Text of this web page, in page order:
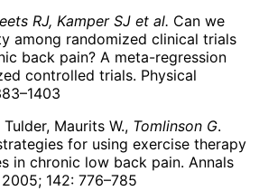
RJ, Kamper SJ et al. Can we
among randomized clinical trials
back pain? A meta-regression
controlled trials. Physical
Tulder, Maurits W., Tomlinson G.
for using exercise therapy
in chronic low back pain. Annals
142: 776–785